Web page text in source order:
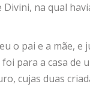
na qual
o pai e a mãe, e
para a casa de
cujas duas